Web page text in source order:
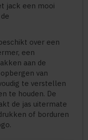
jack een mooi
over een
een
aan de
van
te verstellen
te houden. De
de jas uitermate
of borduren